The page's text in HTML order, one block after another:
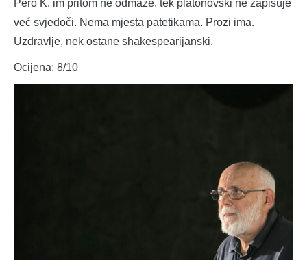
Pero K. im pritom ne odmaže, tek platonovski ne zapisuje
već svjedoči. Nema mjesta patetikama. Prozi ima.
Uzdravlje, nek ostane shakespearijanski.
Ocijena: 8/10